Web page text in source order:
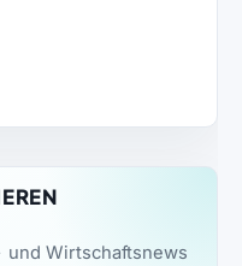
Wirtschaftsnews